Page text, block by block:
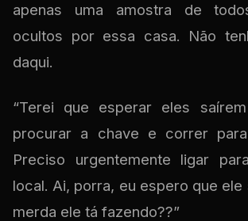
apenas uma amostra de
ocultos por essa casa. Não
daqui.
“Terei que esperar eles
procurar a chave e correr
Preciso urgentemente ligar
local. Ai, porra, eu espero que ele
merda ele tá fazendo??”